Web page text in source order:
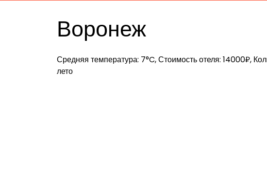
Воронеж
Средняя температура: 7°C, Стоимость отеля: 14000₽,
лето